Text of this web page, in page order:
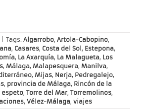
Tags: Algarrobo, Artola-Cabopino,
, Casares, Costa del Sol , Estepona,
, La Axarquía, La Malagueta, Los
, Málaga, Malapesquera, Manilva,
, Mijas, Nerja, Pedregalejo,
, provincia de Málaga, Rincón de la
espeto, Torre del Mar, Torremolinos,
, Vélez-Málaga, viajes